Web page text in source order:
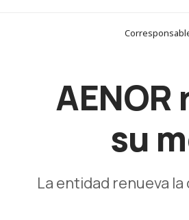
su
La entidad renueva